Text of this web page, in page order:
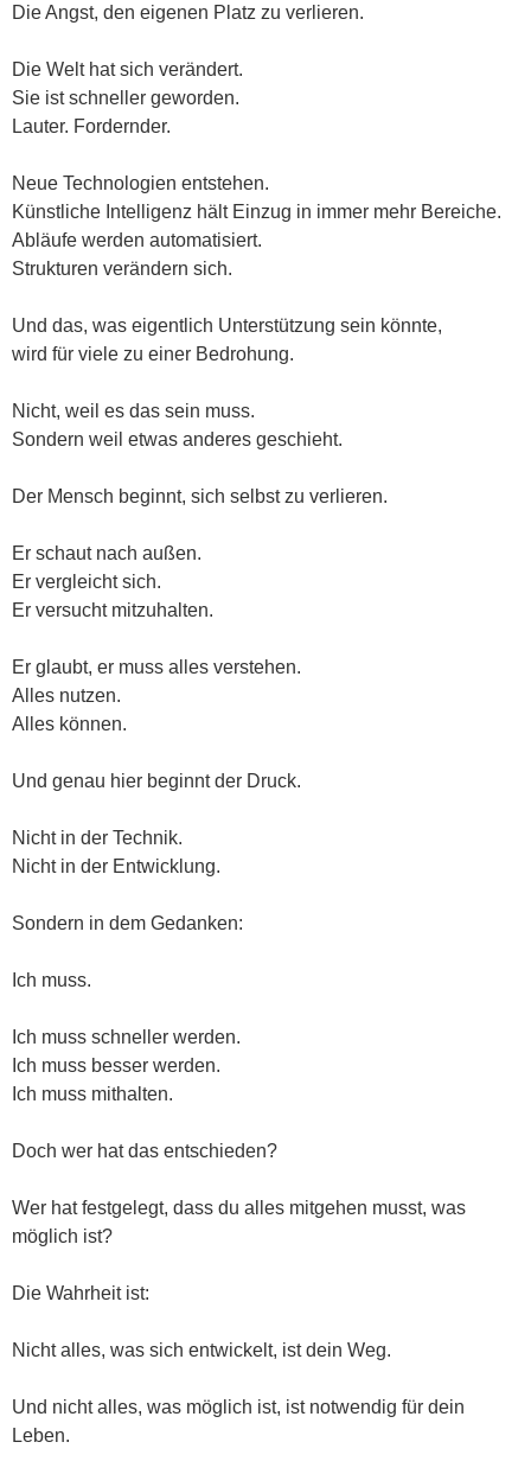
Die Angst, den eigenen Platz zu verlieren.
Die Welt hat sich verändert.
Sie ist schneller geworden.
Lauter. Fordernder.
Neue Technologien entstehen.
Künstliche Intelligenz hält Einzug in immer mehr Bereiche.
Abläufe werden automatisiert.
Strukturen verändern sich.
Und das, was eigentlich Unterstützung sein könnte,
wird für viele zu einer Bedrohung.
Nicht, weil es das sein muss.
Sondern weil etwas anderes geschieht.
Der Mensch beginnt, sich selbst zu verlieren.
Er schaut nach außen.
Er vergleicht sich.
Er versucht mitzuhalten.
Er glaubt, er muss alles verstehen.
Alles nutzen.
Alles können.
Und genau hier beginnt der Druck.
Nicht in der Technik.
Nicht in der Entwicklung.
Sondern in dem Gedanken:
Ich muss.
Ich muss schneller werden.
Ich muss besser werden.
Ich muss mithalten.
Doch wer hat das entschieden?
Wer hat festgelegt, dass du alles mitgehen musst, was
möglich ist?
Die Wahrheit ist:
Nicht alles, was sich entwickelt, ist dein Weg.
Und nicht alles, was möglich ist, ist notwendig für dein
Leben.